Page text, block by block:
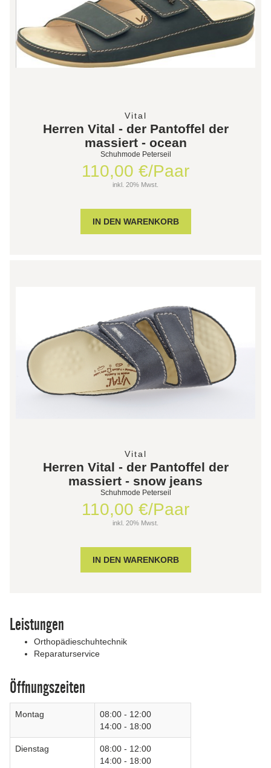
Vital
Herren Vital - der Pantoffel der
massiert - ocean
Schuhmode Peterseil
110,00 €/Paar
inkl. 20% Mwst.
Vital
Herren Vital - der Pantoffel der
massiert - snow jeans
Schuhmode Peterseil
110,00 €/Paar
inkl. 20% Mwst.
Leistungen
Orthopädieschuhtechnik
Reparaturservice
Öffnungszeiten
Montag
08:00 - 12:00
14:00 - 18:00
Dienstag
08:00 - 12:00
14:00 - 18:00